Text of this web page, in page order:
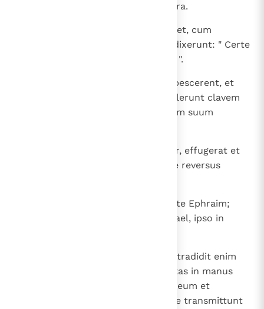
cenaculi post se et obfirmavit sera.
Egresso illo, servi regis venerunt et, cum
viderent clausas fores cenaculi, dixerunt: " Certe
purgat alvum in aestivo cubiculo ".
Exspectantesque diu, donec erubescerent, et
videntes quod nullus aperiret, tulerunt clavem
et aperientes invenerunt dominum suum
Aod autem, dum illi cunctarentur, effugerat et
pertransiit locum idolorum, unde reversus
Et statim insonuit bucina in monte Ephraim;
descenderuntque cum eo filii Israel, ipso in
Qui dixit ad eos: " Sequimini me; tradidit enim
Dominus inimicos vestros Moabitas in manus
vestras ". Descenderuntque post eum et
occupaverunt vada Iordanis, quae transmittunt